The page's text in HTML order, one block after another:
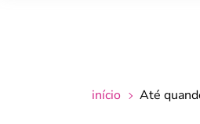
início Até